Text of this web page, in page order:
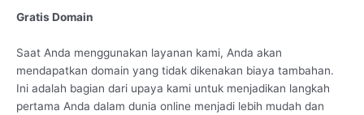
Gratis Domain
Saat Anda menggunakan layanan kami, Anda akan
mendapatkan domain yang tidak dikenakan biaya tambahan.
Ini adalah bagian dari upaya kami untuk menjadikan langkah
pertama Anda dalam dunia online menjadi lebih mudah dan